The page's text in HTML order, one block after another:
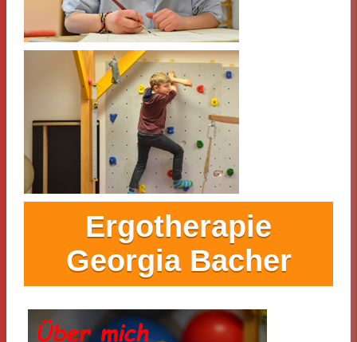
Ergotherapie
Georgia Bacher